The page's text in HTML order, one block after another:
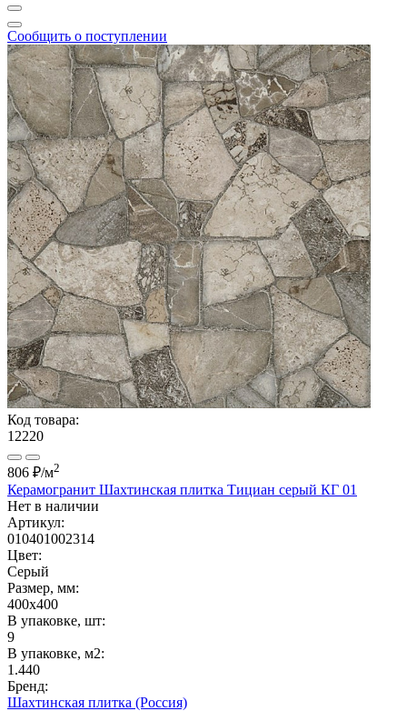
Сообщить о поступлении
Код товара:
12220
806 ₽/м2
Керамогранит Шахтинская плитка Тициан серый КГ 01
Нет в наличии
Артикул:
010401002314
Цвет:
Серый
Размер, мм:
400x400
В упаковке, шт:
9
В упаковке, м2:
1.440
Бренд:
Шахтинская плитка (Россия)